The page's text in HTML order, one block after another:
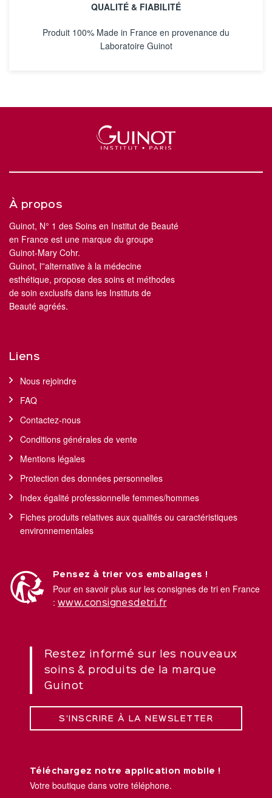
QUALITÉ & FIABILITÉ
Produit 100% Made in France en provenance du
Laboratoire Guinot
À propos
Guinot, N° 1 des Soins en Institut de Beauté
en France est une marque du groupe
Guinot-Mary Cohr.
Guinot, l''alternative à la médecine
esthétique, propose des soins et méthodes
de soin exclusifs dans les Instituts de
Beauté agréés.
Liens
Nous rejoindre
FAQ
Contactez-nous
Conditions générales de vente
Mentions légales
Protection des données personnelles
Index égalité professionnelle femmes/hommes
Fiches produits relatives aux qualités ou caractéristiques
environnementales
Pensez à trier vos emballages !
Pour en savoir plus sur les consignes de tri en France
: www.consignesdetri.fr
Restez informé sur les nouveaux
soins & produits de la marque
Guinot
S’INSCRIRE À LA NEWSLETTER
Téléchargez notre application mobile !
Votre boutique dans votre téléphone.